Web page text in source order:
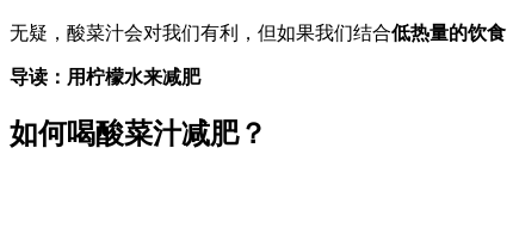
无疑，酸菜汁会对我们有利，但如果我们结合低热量的饮食
导读：用柠檬水来减肥
如何喝酸菜汁减肥？